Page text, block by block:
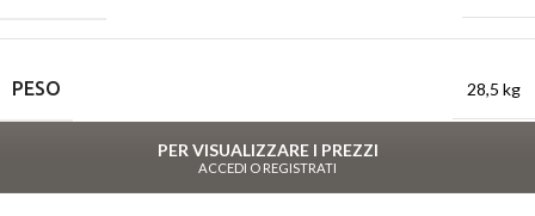
PESO 28,5 kg
PER VISUALIZZARE I PREZZI
ACCEDI O REGISTRATI